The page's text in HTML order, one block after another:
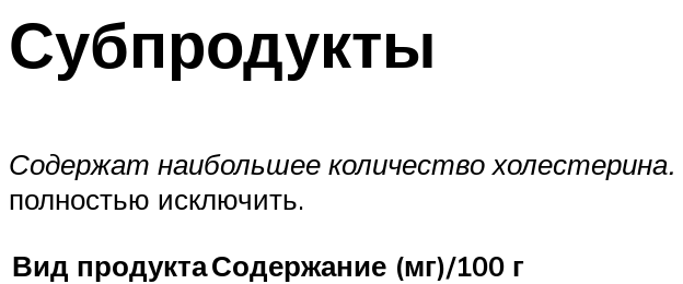
Субпродукты
Содержат наибольшее количество холестерина.
полностью исключить.
Вид продуктаСодержание (мг)/100 г